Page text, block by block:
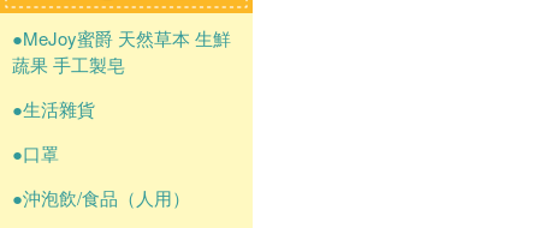
●MeJoy蜜爵 天然草本 生鮮
蔬果 手工製皂
●生活雜貨
●口罩
●沖泡飲/食品（人用）